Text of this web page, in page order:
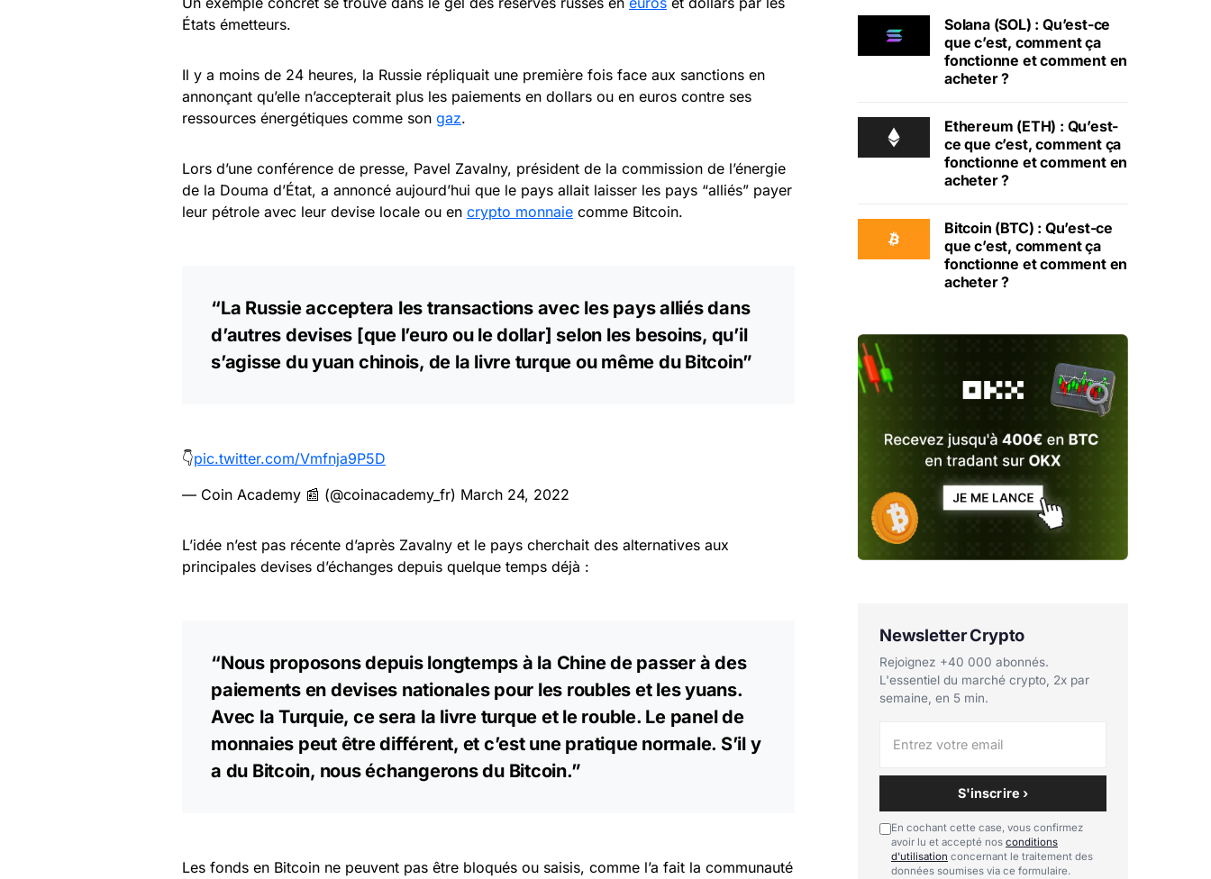
États émetteurs.
Il y a moins de 24 heures, la Russie répliquait une première fois face aux sanctions en
annonçant qu’elle n’accepterait plus les paiements en dollars ou en euros contre ses
ressources énergétiques comme son gaz.
Lors d’une conférence de presse, Pavel Zavalny, président de la commission de l’énergie
de la Douma d’État, a annoncé aujourd’hui que le pays allait laisser les pays “alliés” payer
leur pétrole avec leur devise locale ou en crypto monnaie comme Bitcoin.
“La Russie acceptera les transactions avec les pays alliés dans
d’autres devises [que l’euro ou le dollar] selon les besoins, qu’il
s’agisse du yuan chinois, de la livre turque ou même du Bitcoin”
👇pic.twitter.com/Vmfnja9P5D
— Coin Academy 📰 (@coinacademy_fr) March 24, 2022
L’idée n’est pas récente d’après Zavalny et le pays cherchait des alternatives aux
principales devises d’échanges depuis quelque temps déjà :
“Nous proposons depuis longtemps à la Chine de passer à des
paiements en devises nationales pour les roubles et les yuans.
Avec la Turquie, ce sera la livre turque et le rouble. Le panel de
monnaies peut être différent, et c’est une pratique normale. S’il y
a du Bitcoin, nous échangerons du Bitcoin.”
Les fonds en Bitcoin ne peuvent pas être bloqués ou saisis, comme l’a fait la communauté
Solana (SOL) : Qu’est-ce
que c’est, comment ça
fonctionne et comment en
acheter ?
Ethereum (ETH) : Qu’est-
ce que c’est, comment ça
fonctionne et comment en
acheter ?
Bitcoin (BTC) : Qu’est-ce
que c’est, comment ça
fonctionne et comment en
acheter ?
Newsletter Crypto
Rejoignez +40 000 abonnés.
L'essentiel du marché crypto, 2x par
semaine, en 5 min.
S'inscrire ›
En cochant cette case, vous confirmez
avoir lu et accepté nos conditions
d'utilisation concernant le traitement des
données soumises via ce formulaire.